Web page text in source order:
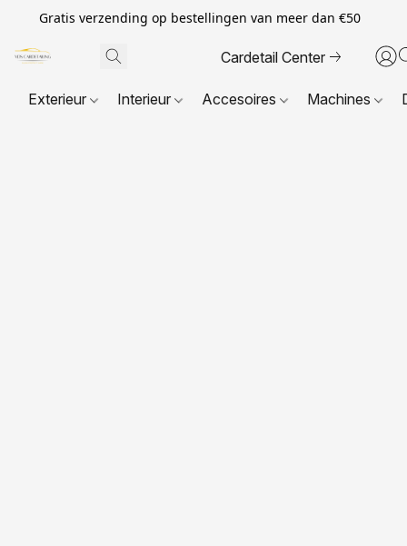
Gratis verzending op bestellingen van meer dan €50
Cardetail Center
Exterieur Interieur Accesoires Machines